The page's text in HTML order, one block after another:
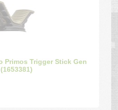
Primos Trigger Stick Gen